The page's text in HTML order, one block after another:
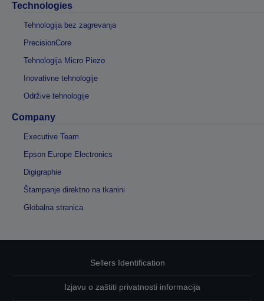
Technologies
Tehnologija bez zagrevanja
PrecisionCore
Tehnologija Micro Piezo
Inovativne tehnologije
Održive tehnologije
Company
Executive Team
Epson Europe Electronics
Digigraphie
Štampanje direktno na tkanini
Globalna stranica
Sellers Identification
Izjavu o zaštiti privatnosti informacija